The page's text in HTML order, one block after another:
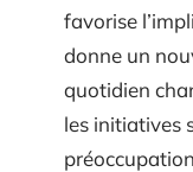
favorise
donne un
quotidien
les initiatives